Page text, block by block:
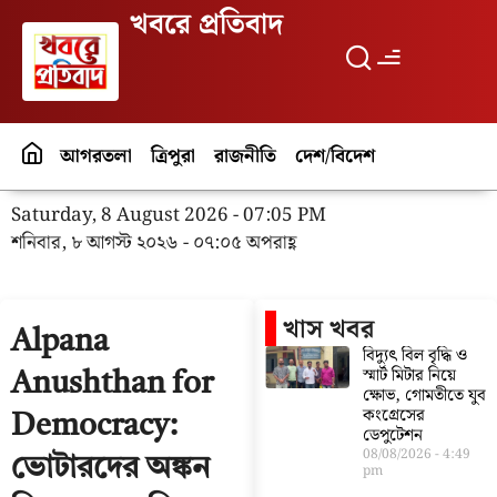
খবরে প্রতিবাদ
আগরতলা ত্রিপুরা রাজনীতি দেশ/বিদেশ
Saturday, 8 August 2026 - 07:05 PM
শনিবার, ৮ আগস্ট ২০২৬ - ০৭:০৫ অপরাহ্ণ
Alpana
Anushthan for
Democracy:
ভোটারদের অঙ্কন
খাস খবর
বিদ্যুৎ বিল বৃদ্ধি ও
স্মার্ট মিটার নিয়ে
ক্ষোভ, গোমতীতে যুব
কংগ্রেসের
ডেপুটেশন
08/08/2026 4:49
pm